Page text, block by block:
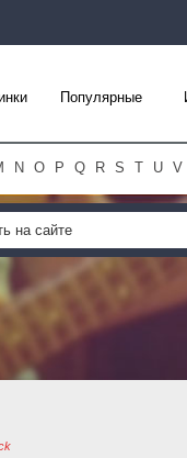
Популярные
N O P Q R S T U V